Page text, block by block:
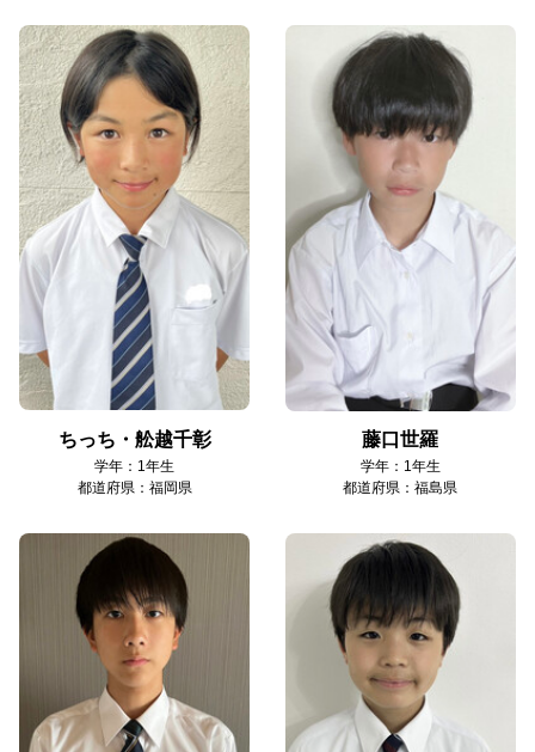
ちっち・舩越千彰
学年：1年生
都道府県：福岡県
藤口世羅
学年：1年生
都道府県：福島県